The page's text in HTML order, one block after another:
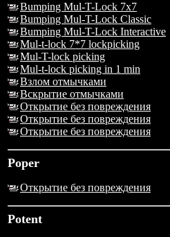
Bumping Mul-T-Lock 7x7
Bumping Mul-T-Lock Classic
Bumping Mul-T-Lock Interactive
Mul-t-lock 7*7 lockpicking
Mul-T-lock picking
Mul-t-lock picking in 1 min
Взлом отмычками
Вскрытие отмычками
Открытие без повреждения
Открытие без повреждения
Открытие без повреждения
Poper
Открытие без повреждения
Potent